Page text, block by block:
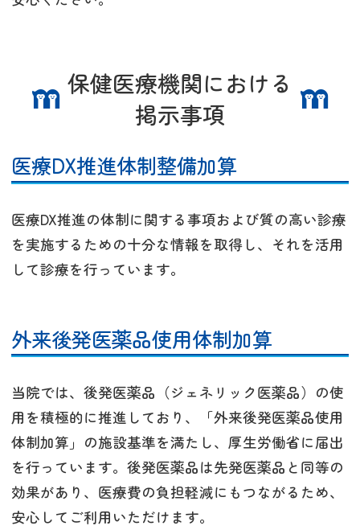
保健医療機関における
掲示事項
医療DX推進体制整備加算
医療DX推進の体制に関する事項および質の高い診療
を実施するための十分な情報を取得し、それを活用
して診療を行っています。
外来後発医薬品使用体制加算
当院では、後発医薬品（ジェネリック医薬品）の使
用を積極的に推進しており、「外来後発医薬品使用
体制加算」の施設基準を満たし、厚生労働省に届出
を行っています。後発医薬品は先発医薬品と同等の
効果があり、医療費の負担軽減にもつながるため、
安心してご利用いただけます。